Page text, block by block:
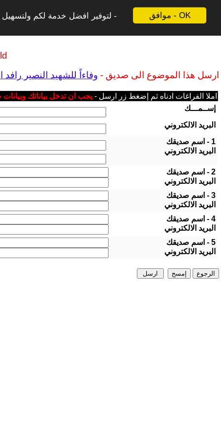
موافق - OK
لتوفير افضل خدمة لكم ولتسهيل
ارسل هذا الموضوع الى صديق - وفاءاً للشهيد النصير
املا الفراغات ادناه ثم إضغط زر ارسل - يجب ان تدخل بياناتك
إســمـــك
البريد الالكتروني
1 - اسم صديقك
البريد الالكتروني
2 - اسم صديقك
البريد الالكتروني
3 - اسم صديقك
البريد الالكتروني
4 - اسم صديقك
البريد الالكتروني
5 - اسم صديقك
البريد الالكتروني